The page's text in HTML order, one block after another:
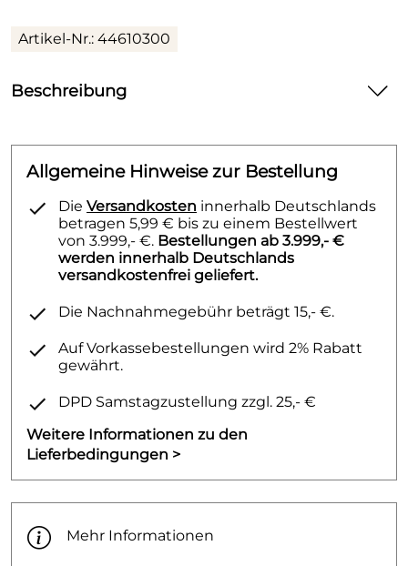
Artikel-Nr.: 44610300
Beschreibung
Allgemeine Hinweise zur Bestellung
Die Versandkosten innerhalb Deutschlands
betragen 5,99 € bis zu einem Bestellwert
von 3.999,- €. Bestellungen ab 3.999,- €
werden innerhalb Deutschlands
versandkostenfrei geliefert.
Die Nachnahmegebühr beträgt 15,- €.
Auf Vorkassebestellungen wird 2% Rabatt
gewährt.
DPD Samstagzustellung zzgl. 25,- €
Weitere Informationen zu den
Lieferbedingungen >
Mehr Informationen